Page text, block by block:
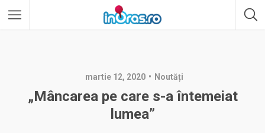
martie 12, 2020 Noutăți
„Mâncarea pe care s-a întemeiat
lumea”